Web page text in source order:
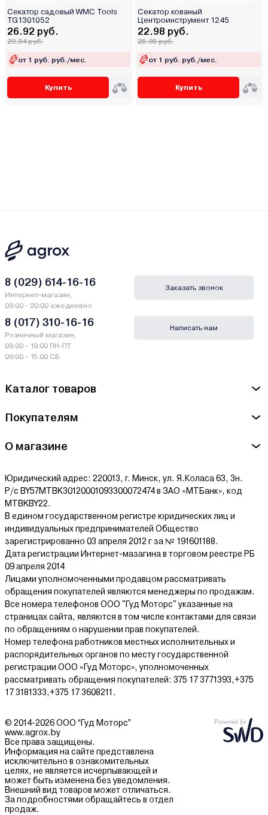
Секатор садовый WMC Tools
TG1301052
26.92 руб.
29.34 руб.
от 1 руб. руб./мес.
Купить
Секатор кованый
Центроинструмент 1245
22.98 руб.
25.05 руб.
от 1 руб. руб./мес.
Купить
Каталог товаров
Покупателям
О магазине
Юридический адрес: 220013, г. Минск, ул. Я.Коласа 63, 3н.
Р/с BY57MTBK30120001093300072474 в ЗАО «МТБанк», код
MTBKBY22.
В едином государственном регистре юридических лиц и
индивидуальных предпринимателей Общество
зарегистрированно 03 апреля 2012 г за № 191601188.
Дата регистрации Интернет-мазагина в торговом реестре РБ
09 апреля 2014
Лицами уполномоченными продавцом рассматривать
обращения покупателей являются менеджеры по продажам.
Все номера телефонов ООО "Гуд Моторс" указанные на
страницах сайта, являются в том числе контактами для связи
по обращениям о нарушении прав покупателей.
Номер телефона работников местных исполнительных и
распорядительных органов по месту государственной
регистрации ООО «Гуд Моторс», уполномоченных
рассматривать обращения покупателей: 375 17 3771393,+375
17 3181333,+375 17 3608211.
8 (029) 614-16-16
Интернет-магазин,
09:00 - 20:00 ежедневно
8 (017) 310-16-16
Розничный магазин,
09:00 - 19:00 ПН-ПТ
09:00 - 15:00 СБ
Заказать звонок
Написать нам
© 2014-2026 ООО “Гуд Моторс”
www.agrox.by
Все права защищены.
Информация на сайте представлена
исключительно в ознакомительных
целях, не является исчерпывающей и
может быть изменена без уведомления.
Внешний вид товаров может отличаться.
За подробностями обращайтесь в отдел
продаж.